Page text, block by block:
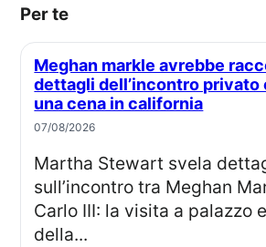
Per te
Meghan markle avrebbe raccontato
dettagli dell’incontro privato
una cena in california
07/08/2026
Martha Stewart svela dettagli
sull’incontro tra Meghan
Carlo III: la visita a palazzo
della...